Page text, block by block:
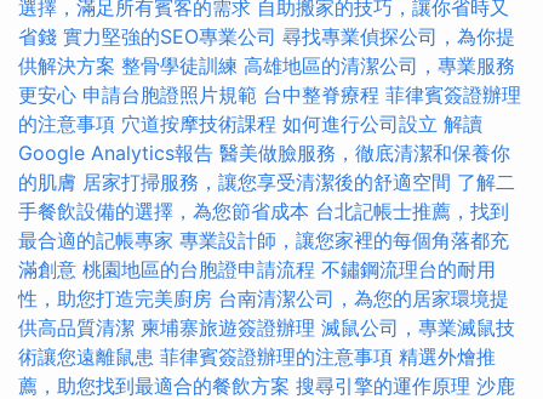
選擇，滿足所有賓客的需求 自助搬家的技巧，讓你省時又
省錢 實力堅強的SEO專業公司 尋找專業偵探公司，為你提
供解決方案 整骨學徒訓練 高雄地區的清潔公司，專業服務
更安心 申請台胞證照片規範 台中整脊療程 菲律賓簽證辦理
的注意事項 穴道按摩技術課程 如何進行公司設立 解讀
Google Analytics報告 醫美做臉服務，徹底清潔和保養你
的肌膚 居家打掃服務，讓您享受清潔後的舒適空間 了解二
手餐飲設備的選擇，為您節省成本 台北記帳士推薦，找到
最合適的記帳專家 專業設計師，讓您家裡的每個角落都充
滿創意 桃園地區的台胞證申請流程 不鏽鋼流理台的耐用
性，助您打造完美廚房 台南清潔公司，為您的居家環境提
供高品質清潔 柬埔寨旅遊簽證辦理 滅鼠公司，專業滅鼠技
術讓您遠離鼠患 菲律賓簽證辦理的注意事項 精選外燴推
薦，助您找到最適合的餐飲方案 搜尋引擎的運作原理 沙鹿